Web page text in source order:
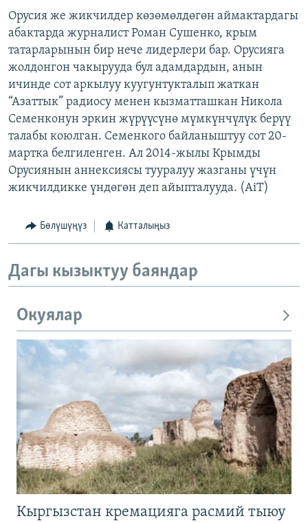
Орусия же жикчилдер көзөмөлдөгөн аймактардагы
абактарда журналист Роман Сушенко, крым
татарларынын бир нече лидерлери бар. Орусияга
жолдонгон чакырууда бул адамдардын, анын
ичинде сот аркылуу куугунтукталып жаткан
“Азаттык” радиосу менен кызматташкан Никола
Семенконун эркин жүрүүсүнө мүмкүнчүлүк берүү
талабы коюлган. Семенкого байланыштуу сот 20-
мартка белгиленген. Ал 2014-жылы Крымды
Орусиянын аннексиясы тууралуу жазганы үчүн
жикчилдикке үндөгөн деп айыпталууда. (AiT)
Бөлүшүңүз Катталыңыз
Дагы кызыктуу баяндар
Окуялар
Кыргызстан кремацияга расмий тыюу